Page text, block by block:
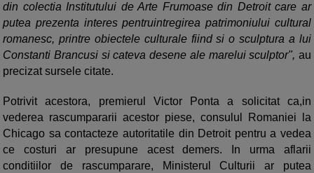
din colectia Institutului de Arte Frumoase din Detroit care ar
putea prezenta interes pentruintregirea patrimoniului cultural
romanesc, printre obiectele culturale fiind si o sculptura a lui
Constanti Brancusi si cateva desene ale marelui sculptor", au
precizat sursele citate.
Potrivit acestora, premierul Victor Ponta a solicitat ca,in
vederea rascumpararii acestor piese, consulul Romaniei la
Chicago sa contacteze autoritatile din Detroit pentru a vedea
ce costuri ar presupune acest demers. In urma aflarii
conditiilor de rascumparare, Ministerul Culturii ar putea